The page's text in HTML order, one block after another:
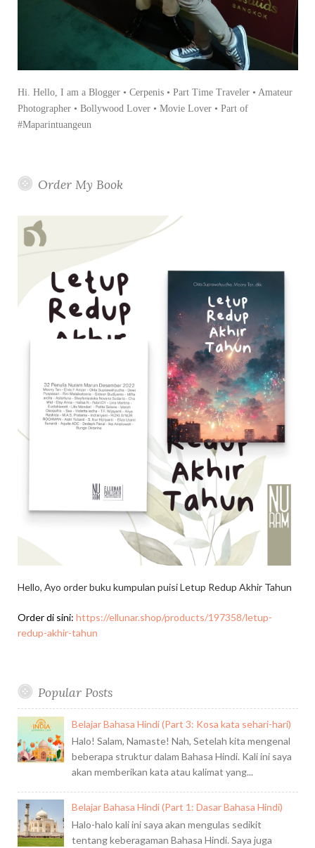
a
r
1
]
Hi. Hello, I am a Blogger • Cerpenis • Part Time Traveler • Amateur
Photographer • Bollywood Lover • Movie Lover • Part of
#Maparintuangeun
Order My Book
Hello, Ayo order buku kumpulan puisi Letup Redup Akhir Tahun
Order di sini: https://ellunar.shop/products/197358/letup-
redup-akhir-tahun
Popular Posts
Belajar Bahasa Hindi (Part 3: Kosa kata sehari-hari)
Halo! Salam, Namaste! Nah, Setelah kita mengenal
beberapa struktur dalam Bahasa Hindi. Kali ini saya
akan memberikan kata atau kalimat yang...
Belajar Bahasa Hindi (Part 1: Dasar Bahasa Hindi)
Halo-halo kali ini saya akan mengulas sedikit
tentang keberagaman Bahasa Hindi. Saya juga